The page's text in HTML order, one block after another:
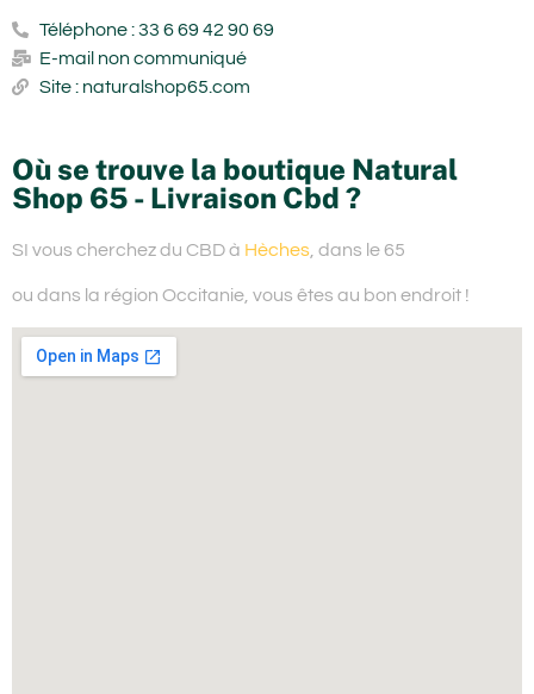
Téléphone : 33 6 69 42 90 69
E-mail non communiqué
Site : naturalshop65.com
Où se trouve la boutique Natural
Shop 65 - Livraison Cbd ?
SI vous cherchez du CBD à Hèches , dans le 65
ou dans la région Occitanie, vous êtes au bon endroit !